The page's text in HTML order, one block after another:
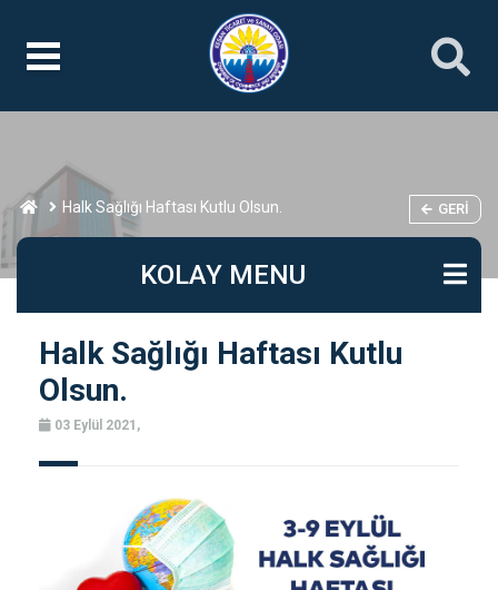
Halk Sağlığı Haftası Kutlu Olsun. GERI
KOLAY MENU
Halk Sağlığı Haftası Kutlu
Olsun.
03 Eylül 2021,